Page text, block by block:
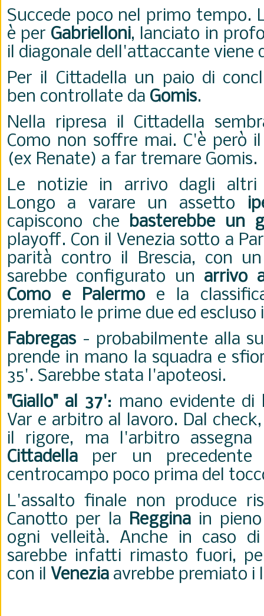
Succede poco nel primo tempo.
è per Gabrielloni, lanciato in
il diagonale dell'attaccante viene
Per il Cittadella un paio di
ben controllate da Gomis.
Nella ripresa il Cittadella
Como non soffre mai. C'è però
(ex Renate) a far tremare Gomis.
Le notizie in arrivo dagli altri
Longo a varare un assetto
capiscono che basterebbe un
playoff. Con il Venezia sotto a
parità contro il Brescia, con
sarebbe configurato un arrivo
Como e Palermoe la
premiato le prime due ed escluso
Fabregas - probabilmente alla
prende in mano la squadra e
35'. Sarebbe stata l'apoteosi.
"Giallo" al 37': mano evidente di
Var e arbitro al lavoro. Dal
il rigore, ma l'arbitro
Cittadella per un
centrocampo poco prima del
L'assalto finale non produce
Canotto per la Reggina in
ogni velleità. Anche in caso
sarebbe infatti rimasto fuori,
con il Venezia avrebbe premiato